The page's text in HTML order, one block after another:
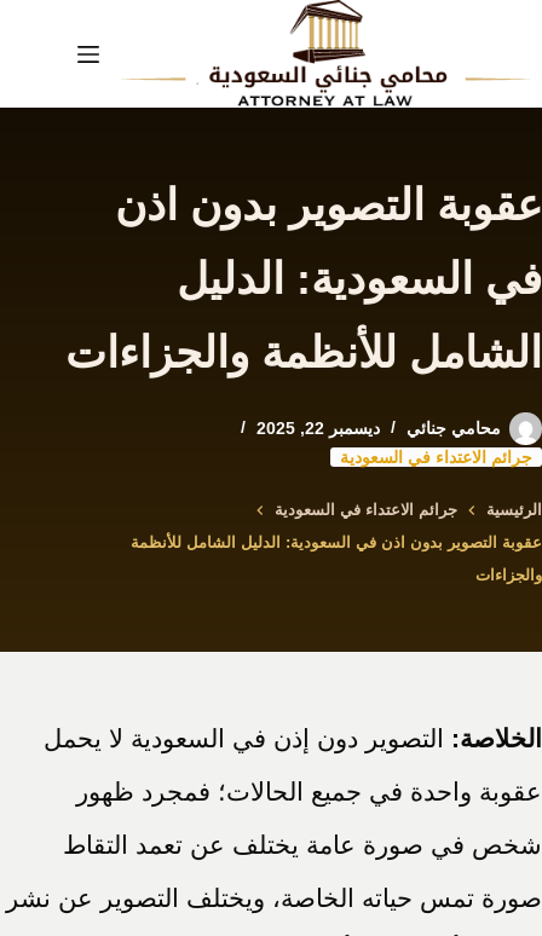
إلى
عقوبة التصوير بدون اذن
في السعودية: الدليل
الشامل للأنظمة والجزاءات
محامي جنائي
ديسمبر 22, 2025
جرائم الاعتداء في السعودية
الرئيسية
جرائم الاعتداء في السعودية
عقوبة التصوير بدون اذن في السعودية: الدليل الشامل للأنظمة
والجزاءات
الخلاصة: التصوير دون إذن في السعودية لا يحمل
عقوبة واحدة في جميع الحالات؛ فمجرد ظهور
شخص في صورة عامة يختلف عن تعمد التقاط
صورة تمس حياته الخاصة، ويختلف التصوير عن نشر